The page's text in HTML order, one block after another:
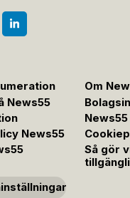
Om
News55
News55
Så gör